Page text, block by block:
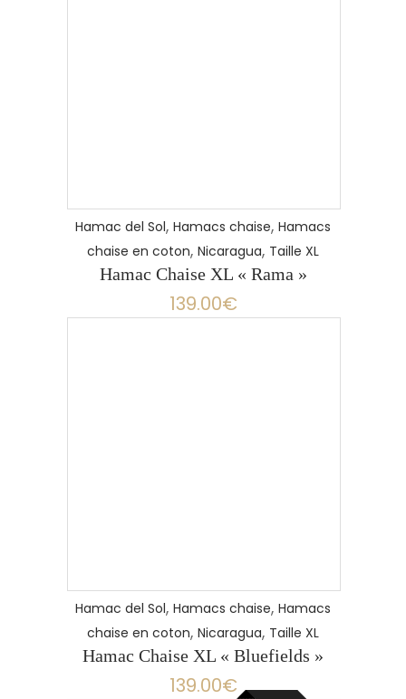
Hamac del Sol, Hamacs chaise, Hamacs
chaise en coton, Nicaragua, Taille XL
Hamac Chaise XL « Rama »
139.00€
Hamac del Sol, Hamacs chaise, Hamacs
chaise en coton, Nicaragua, Taille XL
Hamac Chaise XL « Bluefields »
139.00€